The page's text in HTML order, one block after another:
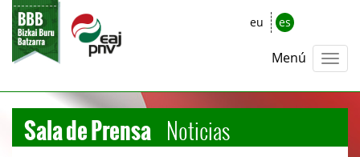
eu es
Menú
Sala de Prensa Noticias